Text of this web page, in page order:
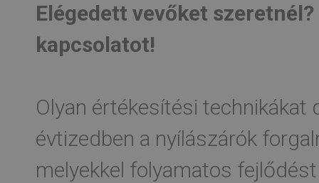
Elégedett vevőket
kapcsolatot!
Olyan értékesítési technikákat
évtizedben a nyílászárók
melyekkel folyamatos